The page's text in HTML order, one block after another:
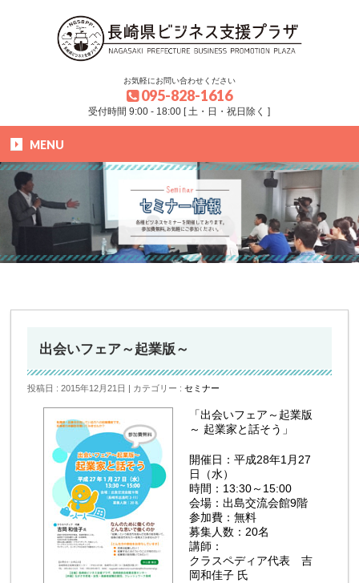
お気軽にお問い合わせください
095-828-1616
受付時間 9:00 - 18:00 [ 土・日・祝日除く ]
MENU
出会いフェア～起業版～
投稿日 : 2015年12月21日 カテゴリー :セミナー
「出会いフェア～起業版
～ 起業家と話そう」
開催日：平成28年1月27
日（水）
時間：13:30～15:00
会場：出島交流会館9階
参加費：無料
募集人数：20名
講師：
クラスペディア代表 吉
岡和佳子 氏